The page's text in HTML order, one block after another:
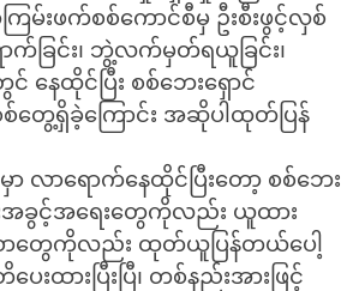
ြမ်းဖက်စစ်ကောင်စီမှ ဦးစီးဖွင့်လှစ်
ခြင်း၊ ဘွဲ့လက်မှတ်ရယူခြင်း၊
င် နေထိုင်ပြီး စစ်ဘေးရှောင်
စ်တွေ့ရှိခဲ့ကြောင်း အဆိုပါထုတ်ပြန်
ာ လာရောက်နေထိုင်ပြီးတော့ စစ်ဘေး
အခွင့်အရေးတွေကိုလည်း ယူထား
တွေကိုလည်း ထုတ်ယူပြန်တယ်ပေါ့
ထားပြီးပြီ၊ တစ်နည်းအားဖြင့်